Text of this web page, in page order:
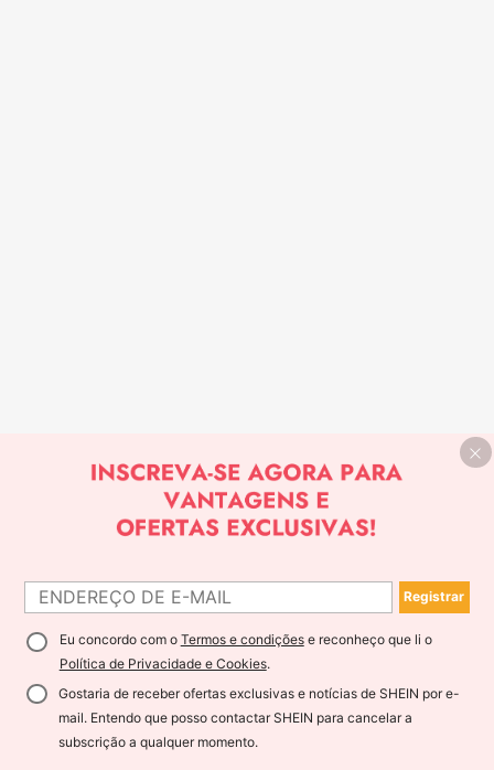
Registrar
Eu concordo com o Termos e condiçõese reconheço que li o
Política de Privacidade e Cookies.
Gostaria de receber ofertas exclusivas e notícias de SHEIN por e-
mail. Entendo que posso contactar SHEIN para cancelar a
subscrição a qualquer momento.